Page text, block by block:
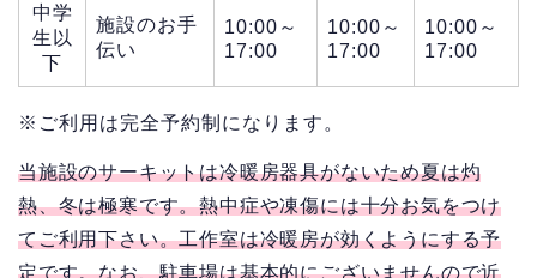
中学
生以
下
施設のお手
伝い
10:00～
17:00
10:00～
17:00
10:00～
17:00
※ご利用は完全予約制になります。
当施設のサーキットは冷暖房器具がないため夏は灼
熱、冬は極寒です。熱中症や凍傷には十分お気をつけ
てご利用下さい。工作室は冷暖房が効くようにする予
定です。なお、駐車場は基本的にございませんので近